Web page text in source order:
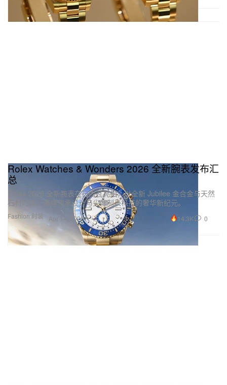
Fashion 时装
Rolex Watches & Wonders 2026 全新腕表发布汇
总
Rolex 2026 全新腕表在日内瓦亮相，以全新 Jubilee 金合金与天然
石材时标，演绎传承设计与尖端制表科技的奢华新纪元。
Apr 14, 2026 14.3K 0